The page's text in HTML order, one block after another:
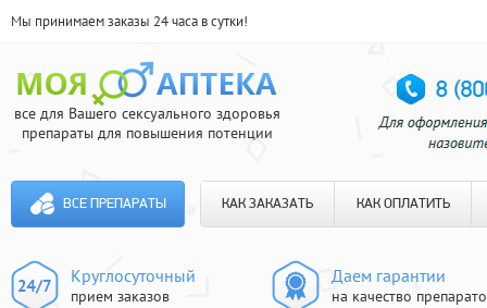
Мы принимаем заказы 24 часа в сутки!
все для Вашего сексуального здоровья
препараты для повышения потенции
ВСЕ ПРЕПАРАТЫ КАК ЗАКАЗАТЬ КАК ОПЛАТИТЬ
Круглосуточный
прием заказов
Даем гарантии
на качество